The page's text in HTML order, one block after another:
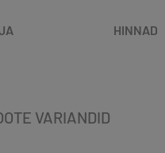
HINNAD
VARIANDID